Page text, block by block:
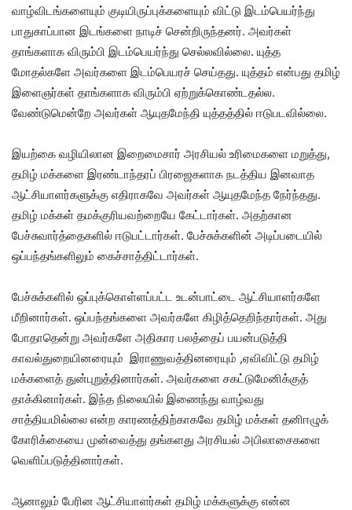
வாழ்விடங்களையும் குடியிருப்புக்களையும் விட்டு இடம்பெயர்ந்து
பாதுகாப்பான இடங்களை நாடிச் சென்றிருந்தனர். அவர்கள்
தாங்களாக விரும்பி இடம்பெயர்ந்து செல்லவில்லை. யுத்த
மோதல்களே அவர்களை இடம்பெயரச் செய்தது. யுத்தம் என்பது தமிழ்
இளைஞர்கள் தாங்களாக விரும்பி ஏற்றுக்கொண்டதல்ல.
வேண்டுமென்றே அவர்கள் ஆயுதமேந்தி யுத்தத்தில் ஈடுபடவில்லை.
இயற்கை வழியிலான இறைமைசார் அரசியல் உரிமைகளை மறுத்து,
தமிழ் மக்களை இரண்டாந்தரப் பிரஜைகளாக நடத்திய இனவாத
ஆட்சியாளர்களுக்கு எதிராகவே அவர்கள் ஆயுதமேந்த நேர்ந்தது.
தமிழ் மக்கள் தமக்குரியவற்றையே கேட்டார்கள். அதற்கான
பேச்சுவார்த்தைகளில் ஈடுபட்டார்கள். பேச்சுக்களின் அடிப்படையில்
ஒப்பந்தங்களிலும் கைச்சாத்திட்டார்கள்.
பேச்சுக்களில் ஒப்புக்கொள்ளப்பட்ட உடன்பாட்டை ஆட்சியாளர்களே
மீறினார்கள். ஒப்பந்தங்களை அவர்களே கிழித்தெறிந்தார்கள். அது
போதாதென்று அவர்களே அதிகார பலத்தைப் பயன்படுத்தி
காவல்துறையினரையும் இராணுவத்தினரையும் ,ஏவிவிட்டு தமிழ்
மக்களைத் துன்புறுத்தினார்கள். அவர்களை சகட்டுமேனிக்குத்
தாக்கினார்கள். இந்த நிலையில் இணைந்து வாழ்வது
சாத்தியமில்லை என்ற காரணத்திற்காகவே தமிழ் மக்கள் தனிஈழுக்
கோரிக்கையை முன்வைத்து தங்களது அரசியல் அபிலாசைகளை
வெளிப்படுத்தினார்கள்.
ஆனாலும் பேரின ஆட்சியாளர்கள் தமிழ் மக்களுக்கு என்ன